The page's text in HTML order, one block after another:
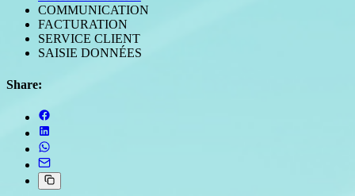
COMMUNICATION
FACTURATION
SERVICE CLIENT
SAISIE DONNÉES
Share: